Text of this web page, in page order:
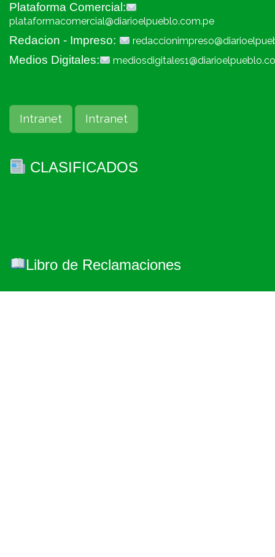
Plataforma Comercial:
plataformacomercial@diarioelpueblo.com.pe
Redacion - Impreso:
Medios Digitales:
Intranet Intranet
CLASIFICADOS
Libro de Reclamaciones